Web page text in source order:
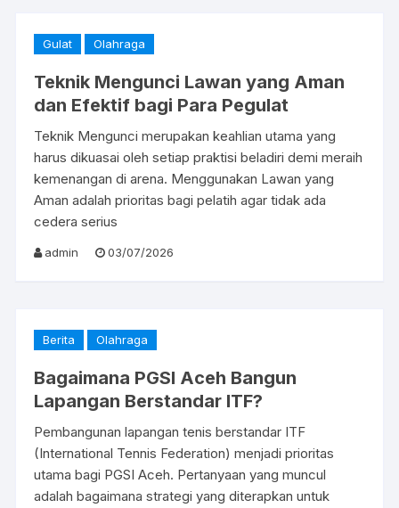
Gulat Olahraga
Teknik Mengunci Lawan yang Aman
dan Efektif bagi Para Pegulat
Teknik Mengunci merupakan keahlian utama yang
harus dikuasai oleh setiap praktisi beladiri demi meraih
kemenangan di arena. Menggunakan Lawan yang
Aman adalah prioritas bagi pelatih agar tidak ada
cedera serius
admin 03/07/2026
Berita Olahraga
Bagaimana PGSI Aceh Bangun
Lapangan Berstandar ITF?
Pembangunan lapangan tenis berstandar ITF
(International Tennis Federation) menjadi prioritas
utama bagi PGSI Aceh. Pertanyaan yang muncul
adalah bagaimana strategi yang diterapkan untuk